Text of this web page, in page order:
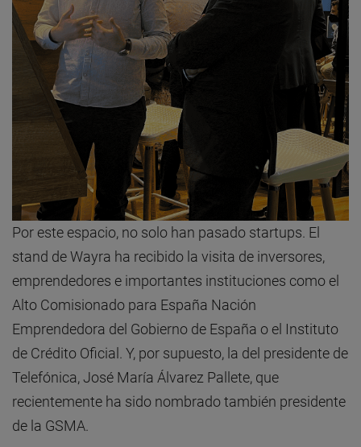
Por este espacio, no solo han pasado startups. El
stand de Wayra ha recibido la visita de inversores,
emprendedores e importantes instituciones como el
Alto Comisionado para España Nación
Emprendedora del Gobierno de España o el Instituto
de Crédito Oficial. Y, por supuesto, la del presidente de
Telefónica, José María Álvarez Pallete, que
recientemente ha sido nombrado también presidente
de la GSMA.